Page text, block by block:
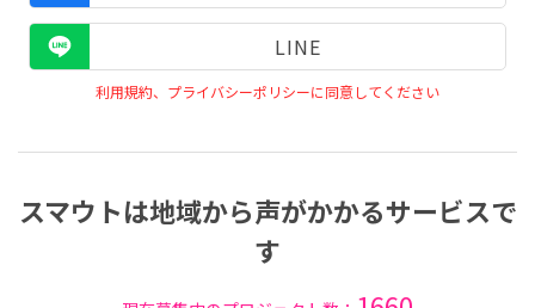
LINE
利用規約、プライバシーポリシーに同意してください
スマウトは地域から声がかかるサービスで
す